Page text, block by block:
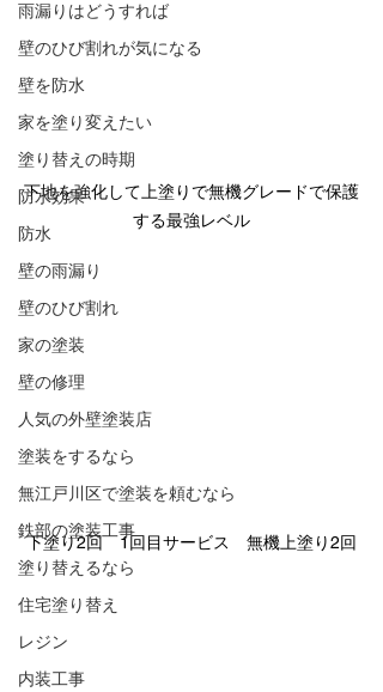
雨漏りはどうすれば
壁のひび割れが気になる
壁を防水
家を塗り変えたい
塗り替えの時期
防水効果
防水
壁の雨漏り
壁のひび割れ
家の塗装
壁の修理
人気の外壁塗装店
塗装をするなら
無江戸川区で塗装を頼むなら
鉄部の塗装工事
塗り替えるなら
住宅塗り替え
レジン
内装工事
下地を強化して上塗りで無機グレードで保護
する最強レベル
下塗り2回　1回目サービス　無機上塗り2回